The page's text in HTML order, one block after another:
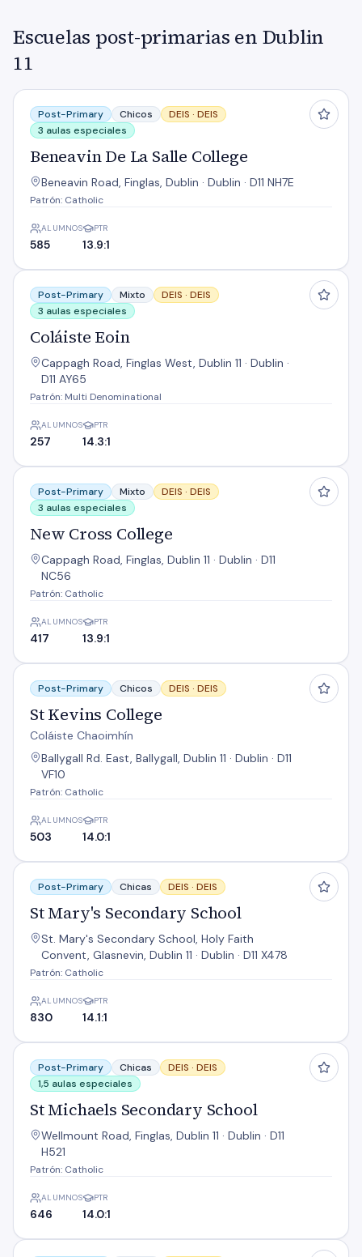
Escuelas post-primarias en Dublin
11
Beneavin De La Salle College
Post-Primary Chicos DEIS · DEIS
3 aulas especiales
Beneavin De La Salle College
Beneavin Road, Finglas, Dublin · Dublin · D11 NH7E
Patrón: Catholic
ALUMNOS
585
PTR
13.9:1
Coláiste Eoin
Post-Primary Mixto DEIS · DEIS
3 aulas especiales
Coláiste Eoin
Cappagh Road, Finglas West, Dublin 11 · Dublin ·
D11 AY65
Patrón: Multi Denominational
ALUMNOS
257
PTR
14.3:1
New Cross College
Post-Primary Mixto DEIS · DEIS
3 aulas especiales
New Cross College
Cappagh Road, Finglas, Dublin 11 · Dublin · D11
NC56
Patrón: Catholic
ALUMNOS
417
PTR
13.9:1
St Kevins College
Post-Primary Chicos DEIS · DEIS
St Kevins College
Coláiste Chaoimhín
Ballygall Rd. East, Ballygall, Dublin 11 · Dublin · D11
VF10
Patrón: Catholic
ALUMNOS
503
PTR
14.0:1
St Mary's Secondary School
Post-Primary Chicas DEIS · DEIS
St Mary's Secondary School
St. Mary's Secondary School, Holy Faith
Convent, Glasnevin, Dublin 11 · Dublin · D11 X478
Patrón: Catholic
ALUMNOS
830
PTR
14.1:1
St Michaels Secondary School
Post-Primary Chicas DEIS · DEIS
1,5 aulas especiales
St Michaels Secondary School
Wellmount Road, Finglas, Dublin 11 · Dublin · D11
H521
Patrón: Catholic
ALUMNOS
646
PTR
14.0:1
St Vincents C.B.S. Glasnevin